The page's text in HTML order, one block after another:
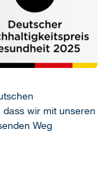
wir mit unseren
Weg